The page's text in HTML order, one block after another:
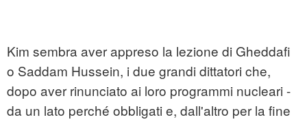
Kim sembra aver appreso la lezione di Gheddafi
o Saddam Hussein, i due grandi dittatori che,
dopo aver rinunciato ai loro programmi nucleari -
da un lato perché obbligati e, dall'altro per la fine